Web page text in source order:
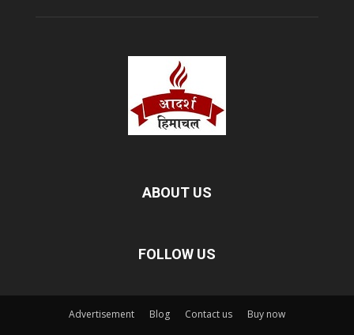
ABOUT US
FOLLOW US
Advertisement Blog Contact us
Buy now